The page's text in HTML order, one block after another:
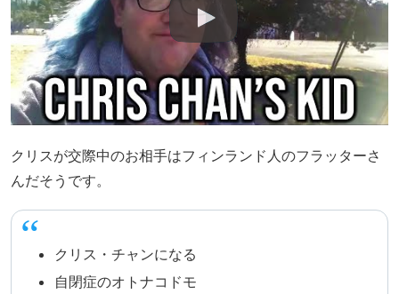
クリスが交際中のお相手はフィンランド人のフラッターさ
んだそうです。
クリス・チャンになる
自閉症のオトナコドモ